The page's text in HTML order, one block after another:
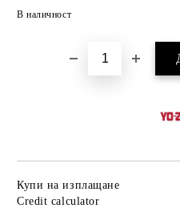
В наличност
Купи на изплащане
Credit calculator